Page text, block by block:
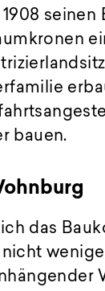
bauen.
das